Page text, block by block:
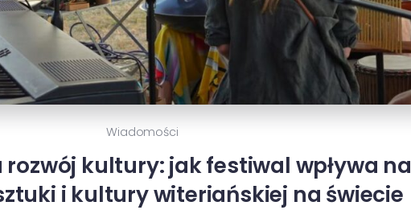
Wiadomości
kultury: jak festiwal wpływa na
i kultury witeriańskiej na świecie